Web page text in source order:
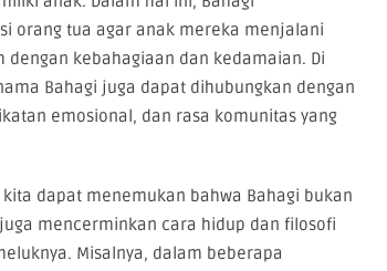
orang tua agar anak mereka menjalani
dengan kebahagiaan dan kedamaian. Di
Bahagi juga dapat dihubungkan dengan
emosional, dan rasa komunitas yang
dapat menemukan bahwa Bahagi bukan
mencerminkan cara hidup dan filosofi
Misalnya, dalam beberapa